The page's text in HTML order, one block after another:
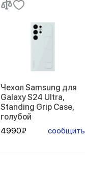
Чехол Samsung для
Galaxy S24 Ultra,
Standing Grip Case,
голубой
4990₽
сообщить